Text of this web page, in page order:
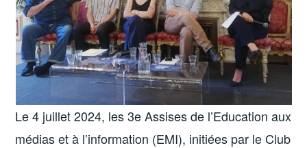
Le 4 juillet 2024, les 3e Assises de l’Education aux
médias et à l’information (EMI), initiées par le Club